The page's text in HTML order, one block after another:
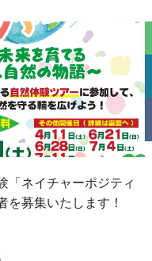
「ネイチャーポジティ
を募集いたします！